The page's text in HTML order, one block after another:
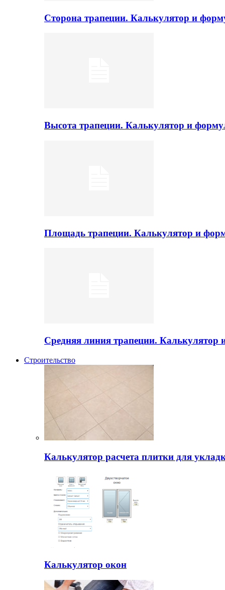
Сторона трапеции. Калькулятор и
Высота трапеции. Калькулятор и
Площадь трапеции. Калькулятор и
Средняя линия трапеции.
Строительство
Калькулятор расчета плитки для
Калькулятор окон